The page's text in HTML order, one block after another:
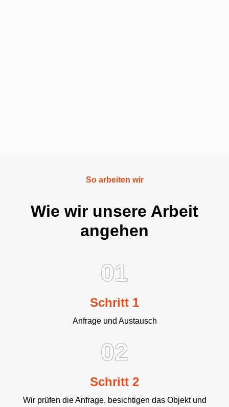
So arbeiten wir
Wie wir unsere Arbeit
angehen
01
Schritt 1
Anfrage und Austausch
02
Schritt 2
Wir prüfen die Anfrage, besichtigen das Objekt und